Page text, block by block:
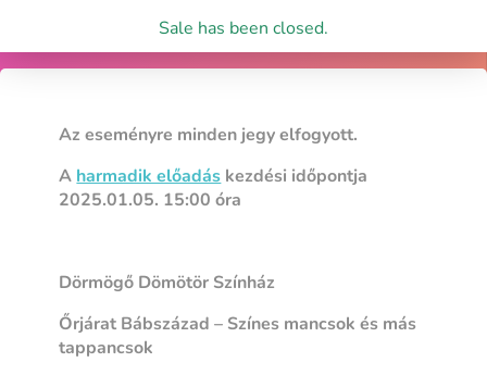
Sale has been closed.
Az eseményre minden jegy elfogyott.
A harmadik előadás kezdési időpontja
2025.01.05. 15:00 óra
Dörmögő Dömötör Színház
Őrjárat Bábszázad – Színes mancsok és más
tappancsok